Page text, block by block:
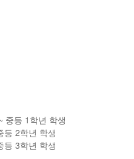
중등 1학년 학생
등 2학년 학생
등 3학년 학생